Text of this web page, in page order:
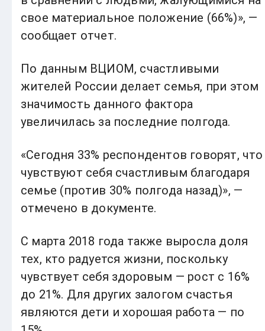
свое материальное положение (66%)», —
сообщает отчет.
По данным ВЦИОМ, счастливыми
жителей России делает семья, при этом
значимость данного фактора
увеличилась за последние полгода.
«Сегодня 33% респондентов говорят, что
чувствуют себя счастливым благодаря
семье (против 30% полгода назад)», —
отмечено в документе.
С марта 2018 года также выросла доля
тех, кто радуется жизни, поскольку
чувствует себя здоровым — рост с 16%
до 21%. Для других залогом счастья
являются дети и хорошая работа — по